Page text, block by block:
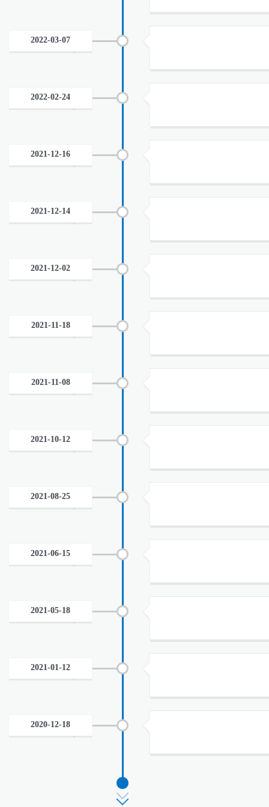
2022-03-07
2022-02-24
2021-12-16
2021-12-14
2021-12-02
2021-11-18
2021-11-08
2021-10-12
2021-08-25
2021-06-15
2021-05-18
2021-01-12
2020-12-18